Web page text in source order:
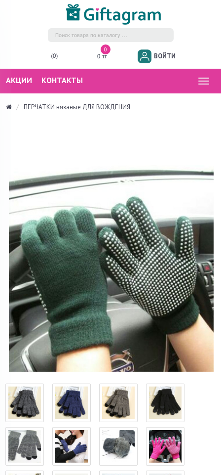
(0)
0
0 тг
ВОЙТИ
АКЦИИ КОНТАКТЫ
ПЕРЧАТКИ вязаные ДЛЯ ВОЖДЕНИЯ